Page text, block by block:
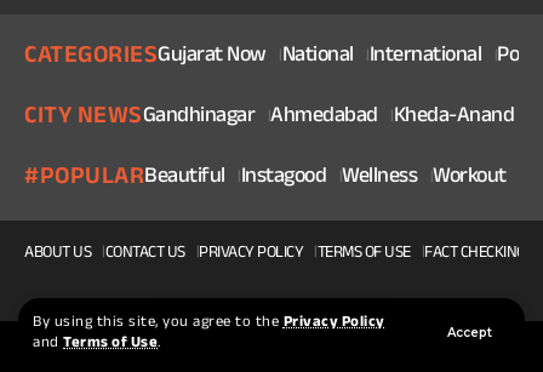
By using this site, you agree to thePrivacy Policy
andTerms of Use. Accept
CATEGORIESGujarat Now National International
CITY NEWSGandhinagar Ahmedabad Kheda-Anand
#POPULARBeautiful Instagood Wellness Workout
ABOUT US CONTACT US PRIVACY POLICY TERMS OF USE FACT CHECKING
© 2025, Copyright Hindustan Mirror | Made With ❤ By Squidteck